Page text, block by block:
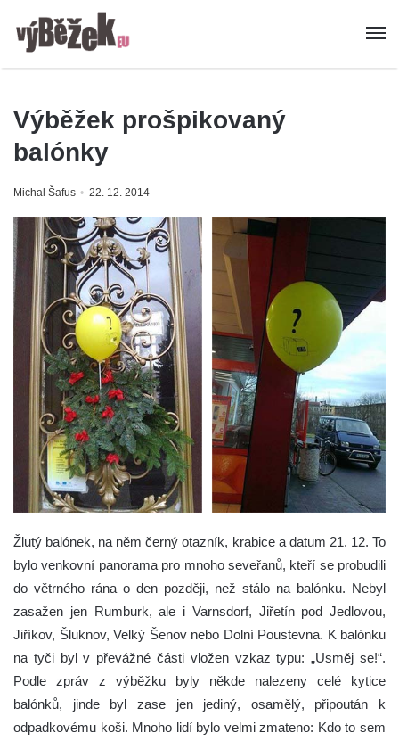
Výběžek prošpikovaný
balónky
Michal Šafus 22. 12. 2014
Žlutý balónek, na něm černý otazník, krabice a datum 21. 12. To
bylo venkovní panorama pro mnoho seveřanů, kteří se probudili
do větrného rána o den později, než stálo na balónku. Nebyl
zasažen jen Rumburk, ale i Varnsdorf, Jiřetín pod Jedlovou,
Jiříkov, Šluknov, Velký Šenov nebo Dolní Poustevna. K balónku
na tyči byl v převážné části vložen vzkaz typu: „Usměj se!“.
Podle zpráv z výběžku byly někde nalezeny celé kytice
balónků, jinde byl zase jen jediný, osamělý, připoután k
odpadkovému koši. Mnoho lidí bylo velmi zmateno: Kdo to sem